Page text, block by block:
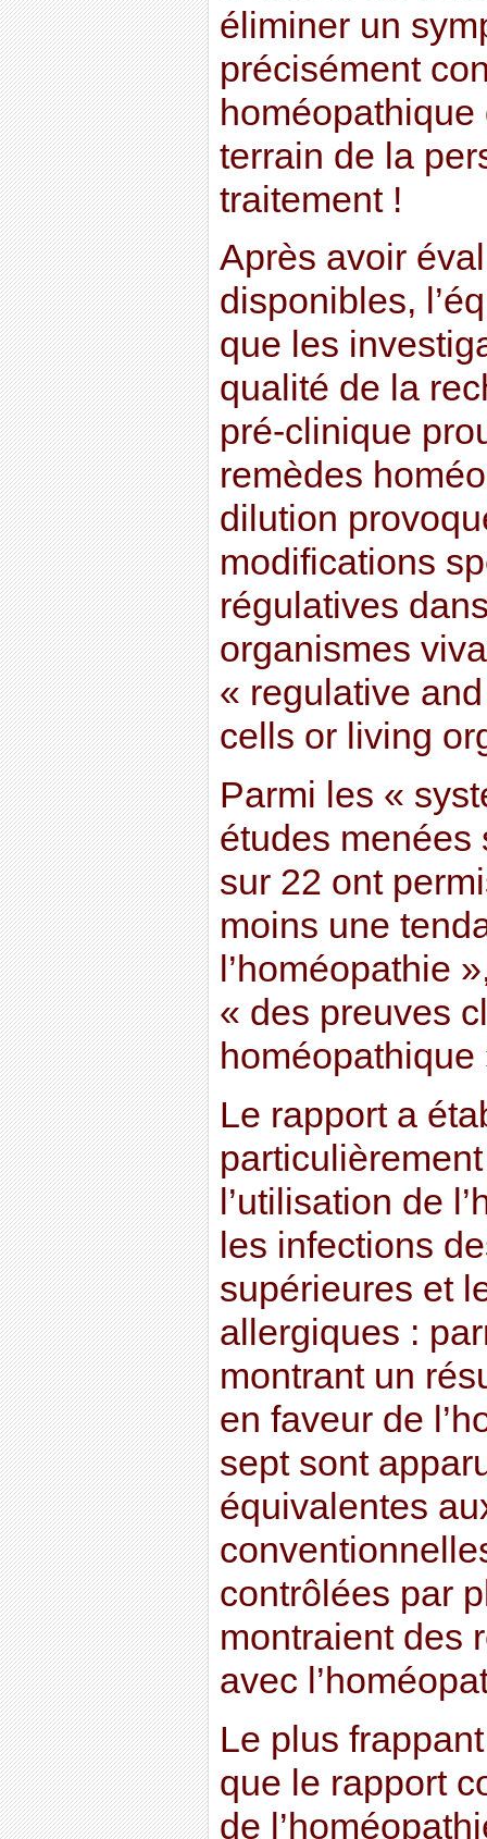
éliminer un
précisément
terrain de la
traitement !
Après avoir
disponibles,
que les
qualité de la
pré-clinique
remèdes
dilution
modifications
régulatives
organismes
« regulative
cells or living
Parmi les «
études menées
sur 22 ont
moins une
l’homéopathie
« des preuves
homéopathique
Le rapport a
l’utilisation de
les infections
supérieures et
allergiques :
montrant un
en faveur de
sept sont
équivalentes
contrôlées par
montraient des
avec
Le plus
que le rapport
de